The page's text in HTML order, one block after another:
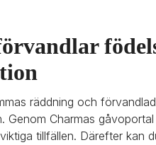
räddning och
Genom Charmas
tillfällen. Därefter kan